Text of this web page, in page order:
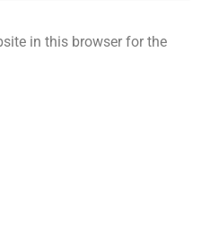
in this browser for the